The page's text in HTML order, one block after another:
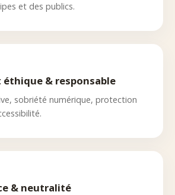
et des publics.
éthique & responsable
sobriété numérique, protection
& neutralité